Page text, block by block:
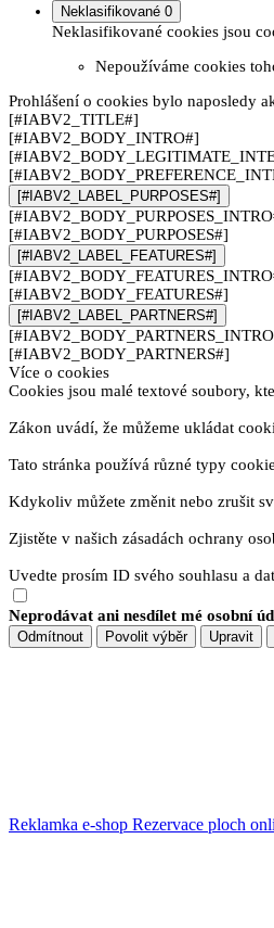
Neklasifikované 0
Neklasifikované cookies jsou
Nepoužíváme cookies
Prohlášení o cookies bylo naposledy
[#IABV2_TITLE#]
[#IABV2_BODY_INTRO#]
[#IABV2_LABEL_PURPOSES#]
[#IABV2_BODY_PURPOSES#]
[#IABV2_LABEL_FEATURES#]
[#IABV2_BODY_FEATURES#]
[#IABV2_LABEL_PARTNERS#]
[#IABV2_BODY_PARTNERS#]
Více o cookies
Cookies jsou malé textové soubory,
Zákon uvádí, že můžeme ukládat
Tato stránka používá různé typy
Kdykoliv můžete změnit nebo zrušit
Zjistěte v našich zásadách ochrany
Uvedte prosím ID svého souhlasu a
Neprodávat ani nesdílet mé osobní
Odmítnout Povolit výběr Upravit
Reklamka e-shop Rezervace ploch